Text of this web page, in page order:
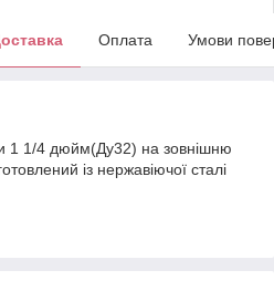
Оплата Умови
1 1/4 дюйм(Ду32) на зовнішню
із нержавіючої сталі